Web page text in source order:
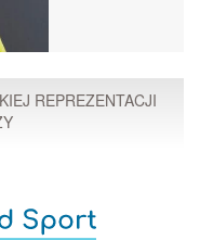
REPREZENTACJI